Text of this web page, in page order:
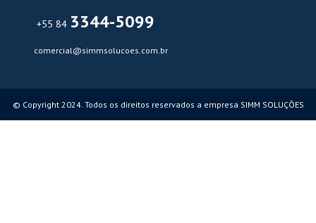
+55 84 3344-5099
comercial@simmsolucoes.com.br
© Copyright 2024. Todos os direitos reservados a empresa SIMM SOLUÇÕES